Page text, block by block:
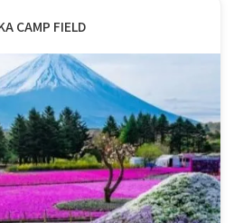
CAMP FIELD